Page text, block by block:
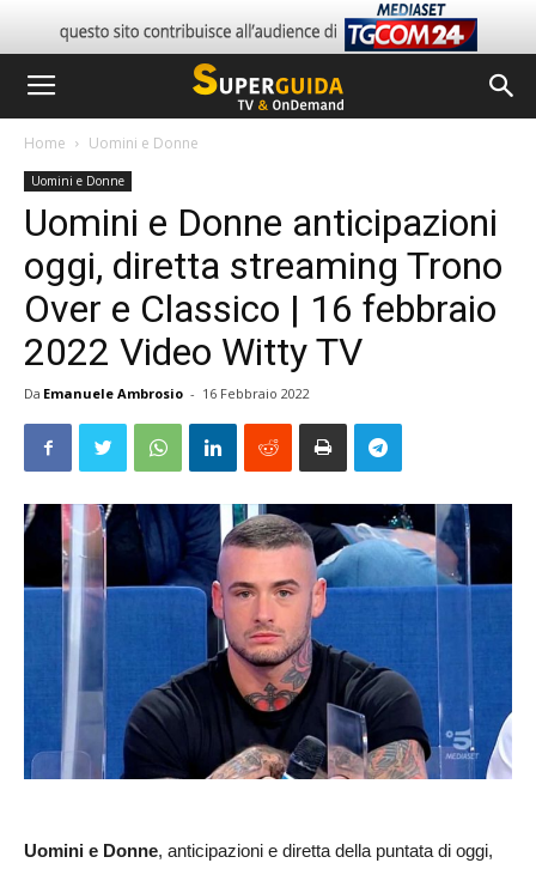
Home Uomini e Donne
Uomini e Donne
Uomini e Donne anticipazioni
oggi, diretta streaming Trono
Over e Classico | 16 febbraio
2022 Video Witty TV
Da Emanuele Ambrosio - 16 Febbraio 2022
Uomini e Donne, anticipazioni e diretta della puntata di oggi,